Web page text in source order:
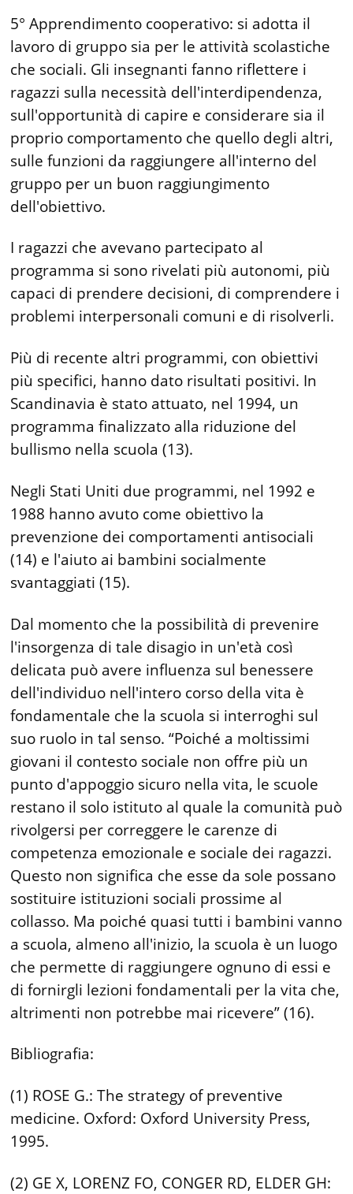
5° Apprendimento cooperativo: si adotta il
lavoro di gruppo sia per le attività scolastiche
che sociali. Gli insegnanti fanno riflettere i
ragazzi sulla necessità dell'interdipendenza,
sull'opportunità di capire e considerare sia il
proprio comportamento che quello degli altri,
sulle funzioni da raggiungere all'interno del
gruppo per un buon raggiungimento
dell'obiettivo.
I ragazzi che avevano partecipato al
programma si sono rivelati più autonomi, più
capaci di prendere decisioni, di comprendere i
problemi interpersonali comuni e di risolverli.
Più di recente altri programmi, con obiettivi
più specifici, hanno dato risultati positivi. In
Scandinavia è stato attuato, nel 1994, un
programma finalizzato alla riduzione del
bullismo nella scuola (13).
Negli Stati Uniti due programmi, nel 1992 e
1988 hanno avuto come obiettivo la
prevenzione dei comportamenti antisociali
(14) e l'aiuto ai bambini socialmente
svantaggiati (15).
Dal momento che la possibilità di prevenire
l'insorgenza di tale disagio in un'età così
delicata può avere influenza sul benessere
dell'individuo nell'intero corso della vita è
fondamentale che la scuola si interroghi sul
suo ruolo in tal senso. “Poiché a moltissimi
giovani il contesto sociale non offre più un
punto d'appoggio sicuro nella vita, le scuole
restano il solo istituto al quale la comunità può
rivolgersi per correggere le carenze di
competenza emozionale e sociale dei ragazzi.
Questo non significa che esse da sole possano
sostituire istituzioni sociali prossime al
collasso. Ma poiché quasi tutti i bambini vanno
a scuola, almeno all'inizio, la scuola è un luogo
che permette di raggiungere ognuno di essi e
di fornirgli lezioni fondamentali per la vita che,
altrimenti non potrebbe mai ricevere” (16).
Bibliografia:
(1) ROSE G.: The strategy of preventive
medicine. Oxford: Oxford University Press,
1995.
(2) GE X, LORENZ FO, CONGER RD, ELDER GH: